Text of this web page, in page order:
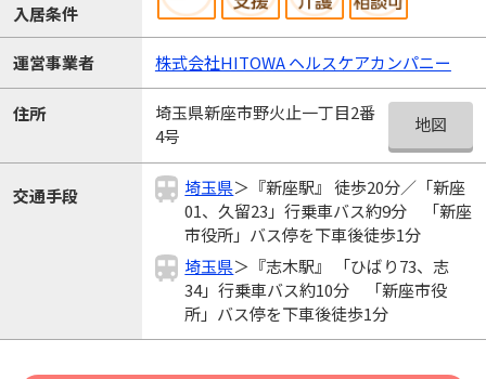
入居条件
運営事業者 株式会社HITOWA ヘルスケアカンパニー
住所
埼玉県新座市野火止一丁目2番
4号
地図
交通手段 埼玉県＞『新座駅』 徒歩20分／「新座
01、久留23」行乗車バス約9分 「新座
市役所」バス停を下車後徒歩1分
埼玉県＞『志木駅』 「ひばり73、志
34」行乗車バス約10分 「新座市役
所」バス停を下車後徒歩1分